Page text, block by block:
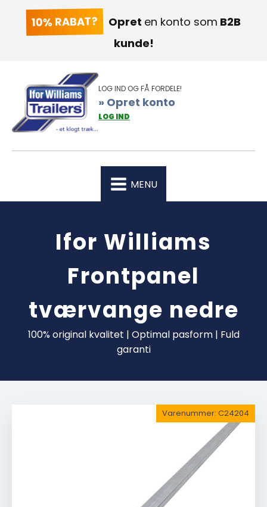
10% RABAT? Opret en konto som B2B
kunde!
LOG IND OG FÅ FORDELE!
» Opret konto
LOG IND
MENU
Ifor Williams
Frontpanel
tværvange nedre
100% original kvalitet | Optimal pasform | Fuld
garanti
Varenummer: C24204